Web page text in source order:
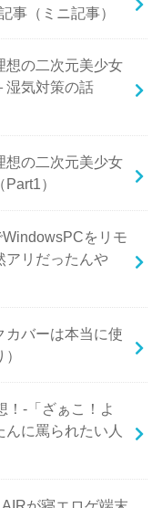
事（ミニ記事）
想の二次元美少女
湿気対策の話
想の二次元美少女
）
をリモ
アリだったんや
カバーは本当に使
！-「ざぁこ！よ
に罵られたい人